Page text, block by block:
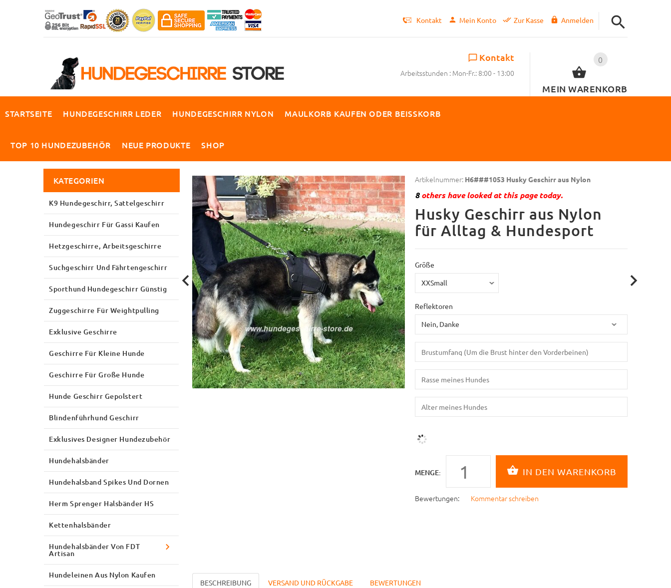
Kontakt Mein Konto Zur Kasse Anmelden
0
MEIN WARENKORB
Kontakt
Arbeitsstunden : Mon-Fr.: 8:00 - 13:00
STARTSEITE HUNDEGESCHIRR LEDER HUNDEGESCHIRR NYLON MAULKORB KAUFEN ODER BEISSKORB
TOP 10 HUNDEZUBEHÖR NEUE PRODUKTE SHOP
Artikelnummer: H6###1053 Husky Geschirr aus Nylon
8others have looked at this page today.
Husky Geschirr aus Nylon
für Alltag & Hundesport
Größe
Reflektoren
MENGE:
Bewertungen: Kommentar schreiben
BESCHREIBUNG VERSAND UND RÜCKGABE BEWERTUNGEN
KATEGORIEN
K9 Hundegeschirr, Sattelgeschirr
Hundegeschirr Für Gassi Kaufen
Hetzgeschirre, Arbeitsgeschirre
Suchgeschirr Und Fährtengeschirr
Sporthund Hundegeschirr Günstig
Zuggeschirre Für Weightpulling
Exklusive Geschirre
Geschirre Für Kleine Hunde
Geschirre Für Große Hunde
Hunde Geschirr Gepolstert
Blindenführhund Geschirr
Exklusives Designer Hundezubehör
Hundehalsbänder
Hundehalsband Spikes Und Dornen
Herm Sprenger Halsbänder HS
Kettenhalsbänder
Hundehalsbänder Von FDT
Artisan
Hundeleinen Aus Nylon Kaufen